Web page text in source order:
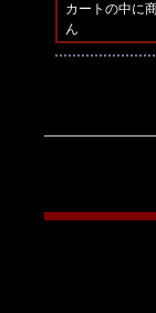
カートの中に
ん